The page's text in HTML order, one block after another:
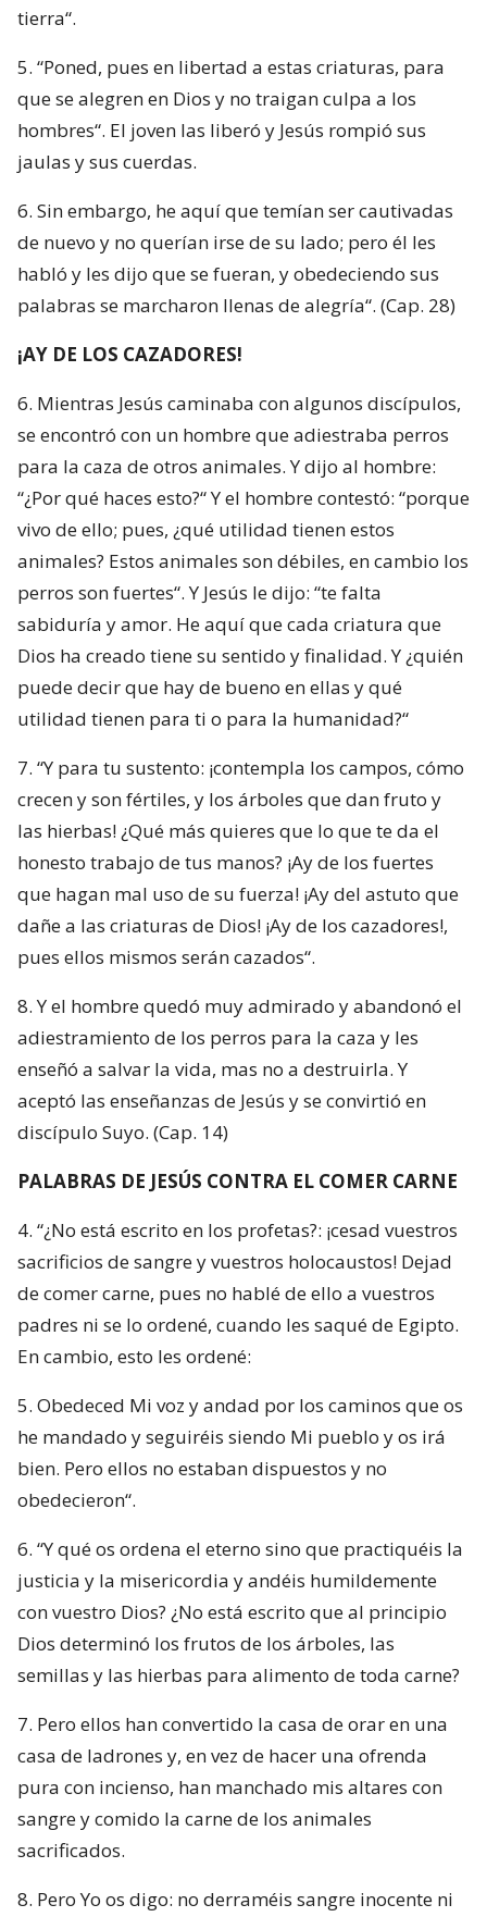
tierra“.
5. “Poned, pues en libertad a estas criaturas, para
que se alegren en Dios y no traigan culpa a los
hombres“. El joven las liberó y Jesús rompió sus
jaulas y sus cuerdas.
6. Sin embargo, he aquí que temían ser cautivadas
de nuevo y no querían irse de su lado; pero él les
habló y les dijo que se fueran, y obedeciendo sus
palabras se marcharon llenas de alegría“. (Cap. 28)
¡AY DE LOS CAZADORES!
6. Mientras Jesús caminaba con algunos discípulos,
se encontró con un hombre que adiestraba perros
para la caza de otros animales. Y dijo al hombre:
“¿Por qué haces esto?“ Y el hombre contestó: “porque
vivo de ello; pues, ¿qué utilidad tienen estos
animales? Estos animales son débiles, en cam­bio los
perros son fuertes“. Y Jesús le dijo: “te falta
sabiduría y amor. He aquí que cada criatura que
Dios ha creado tiene su sentido y finalidad. Y ¿quién
puede decir que hay de bueno en ellas y qué
utilidad tienen para ti o para la humanidad?“
7. “Y para tu sustento: ¡contempla los campos, cómo
crecen y son fértiles, y los árboles que dan fruto y
las hierbas! ¿Qué más quieres que lo que te da el
honesto tra­bajo de tus manos? ¡Ay de los fuertes
que hagan mal uso de su fuerza! ¡Ay del astuto que
dañe a las criaturas de Dios! ¡Ay de los cazadores!,
pues ellos mismos serán cazados“.
8. Y el hombre quedó muy admirado y abandonó el
adiestramiento de los perros para la caza y les
enseñó a salvar la vida, mas no a destruirla. Y
aceptó las enseñanzas de Jesús y se convirtió en
discípulo Suyo. (Cap. 14)
PALABRAS DE JESÚS CONTRA EL COMER CARNE
4. “¿No está escrito en los profetas?: ¡cesad vuestros
sacrificios de sangre y vuestros holocaustos! Dejad
de comer carne, pues no hablé de ello a vuestros
padres ni se lo ordené, cuando les saqué de Egipto.
En cambio, esto les ordené:
5. Obedeced Mi voz y andad por los caminos que os
he mandado y seguiréis siendo Mi pueblo y os irá
bien. Pero ellos no es­taban dispuestos y no
obedecieron“.
6. “Y qué os ordena el eterno sino que practiquéis la
justicia y la misericordia y andéis humildemente
con vuestro Dios? ¿No está escrito que al principio
Dios determinó los frutos de los árboles, las
semillas y las hierbas para alimento de toda carne?
7. Pero ellos han convertido la casa de orar en una
casa de ladrones y, en vez de ha­cer una ofrenda
pura con incienso, han manchado mis altares con
sangre y comido la carne de los animales
sacrificados.
8. Pero Yo os digo: no derraméis sangre inocente ni